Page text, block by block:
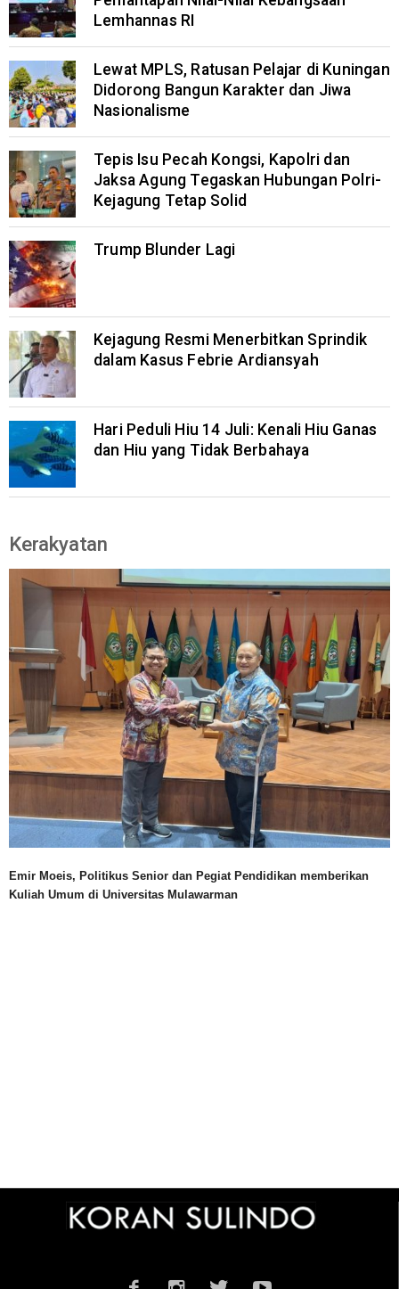
Lemhannas RI
Lewat MPLS, Ratusan Pelajar di Kuningan
Didorong Bangun Karakter dan Jiwa
Nasionalisme
Tepis Isu Pecah Kongsi, Kapolri dan
Jaksa Agung Tegaskan Hubungan Polri-
Kejagung Tetap Solid
Trump Blunder Lagi
Kejagung Resmi Menerbitkan Sprindik
dalam Kasus Febrie Ardiansyah
Hari Peduli Hiu 14 Juli: Kenali Hiu Ganas
dan Hiu yang Tidak Berbahaya
Kerakyatan
Emir Moeis, Politikus Senior dan Pegiat Pendidikan memberikan
Kuliah Umum di Universitas Mulawarman